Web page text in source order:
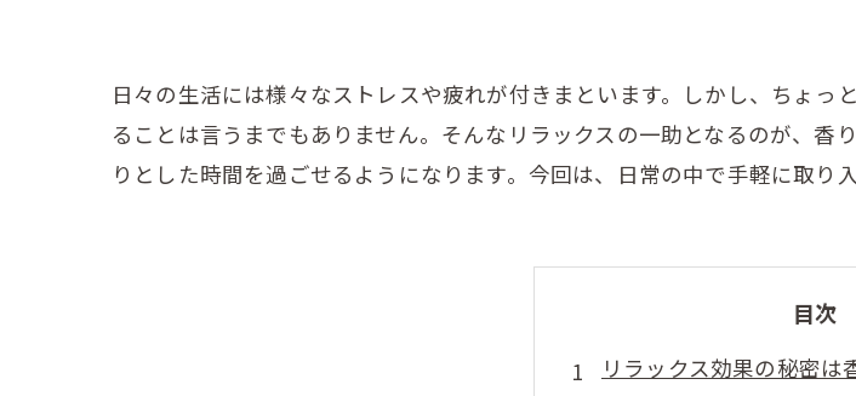
日々の生活には様々なストレスや疲れが付きまといます。しかし、ちょ
ることは言うまでもありません。そんなリラックスの一助となるのが、
りとした時間を過ごせるようになります。今回は、日常の中で手軽に取り
目次
リラックス効果の秘密は